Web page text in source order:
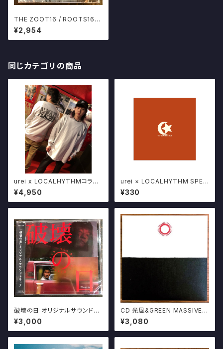
THE ZOOT16 / ROOTS16
渡辺俊美 ミドリノマル ズート16
CD
¥2,954
同じカテゴリの商品
urei x LOCALHYTHMコラボ
CD+LS TEE SET LIMITED5
0 ナンバリング入り
¥4,950
urei × LOCALHYTHM SPEC
IAL SINGLE CD "PEACE" い
わき3ピースロックバンド POSE
R限定販売
¥330
破壊の日 オリジナルサウンドト
ラック CD GEZAN 照井利幸 切
腹ピストルズ Mars89
¥3,000
CD 光風&GREEN MASSIVE /
地下街の人々 MITSUKAZE
¥3,080